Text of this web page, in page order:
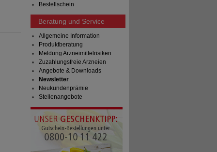
Bestellschein
Beratung und Service
Allgemeine Information
Produktberatung
Meldung Arzneimittelrisiken
Zuzahlungsfreie Arzneien
Angebote & Downloads
Newsletter
Neukundenprämie
Stellenangebote